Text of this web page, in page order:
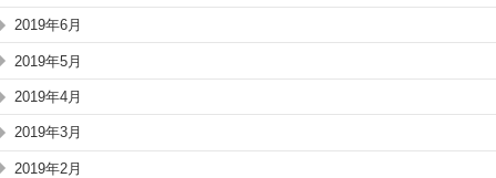
2019年6月
2019年5月
2019年4月
2019年3月
2019年2月